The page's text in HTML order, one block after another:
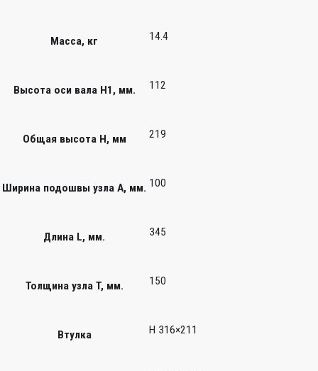
Масса, кг 14.4
Высота оси вала H1, мм. 112
Общая высота H, мм 219
Ширина подошвы узла А, мм. 100
Длина L, мм. 345
Толщина узла T, мм. 150
Втулка H 316×211